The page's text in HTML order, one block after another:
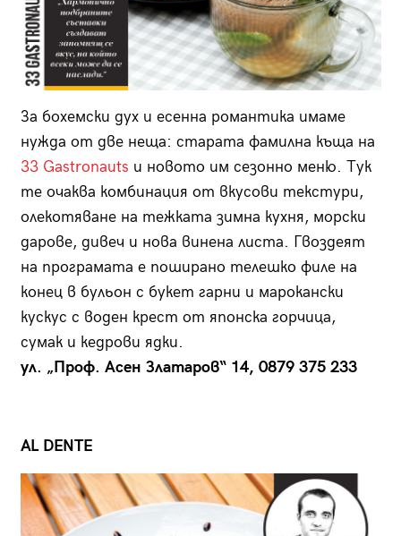
За бохемски дух и есенна романтика имаме
нужда от две неща: старата фамилна къща на
33 Gastronauts и новото им сезонно меню. Тук
те очаква комбинация от вкусови текстури,
олекотяване на тежката зимна кухня, морски
дарове, дивеч и нова винена листа. Гвоздеят
на програмата е поширано телешко филе на
конец в бульон с букет гарни и марокански
кускус с воден крест от японска горчица,
сумак и кедрови ядки.
ул. „Проф. Асен Златаров“ 14, 0879 375 233
AL DENTE